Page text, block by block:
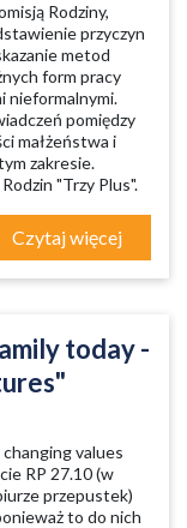
Rodziny,
przyczyn
metod
form pracy
nieformalnymi.
pomiędzy
małżeństwa i
zakresie.
"Trzy Plus".
Czytaj więcej
today -
values
RP 27.10 (w
przepustek)
to do nich